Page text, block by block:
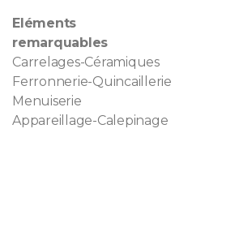
Eléments
remarquables
Carrelages-Céramiques
Ferronnerie-Quincaillerie
Menuiserie
Appareillage-Calepinage